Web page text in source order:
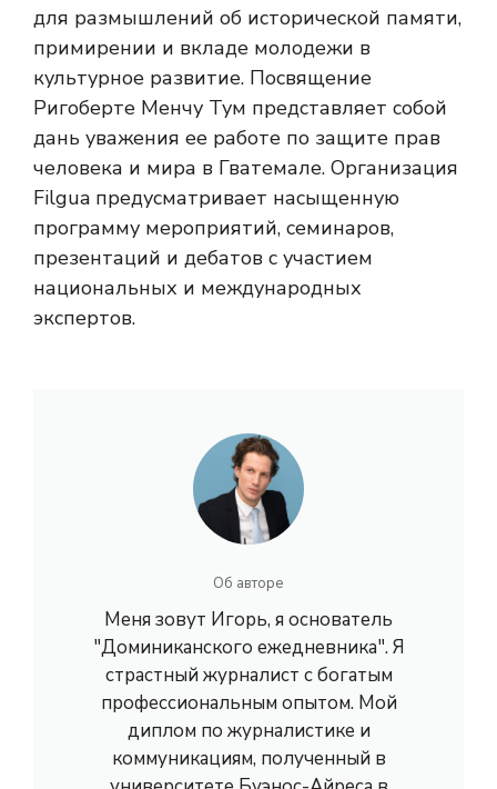
для размышлений об исторической памяти,
примирении и вкладе молодежи в
культурное развитие. Посвящение
Ригоберте Менчу Тум представляет собой
дань уважения ее работе по защите прав
человека и мира в Гватемале. Организация
Filgua предусматривает насыщенную
программу мероприятий, семинаров,
презентаций и дебатов с участием
национальных и международных
экспертов.
Об авторе
Меня зовут Игорь, я основатель
"Доминиканского ежедневника". Я
страстный журналист с богатым
профессиональным опытом. Мой
диплом по журналистике и
коммуникациям, полученный в